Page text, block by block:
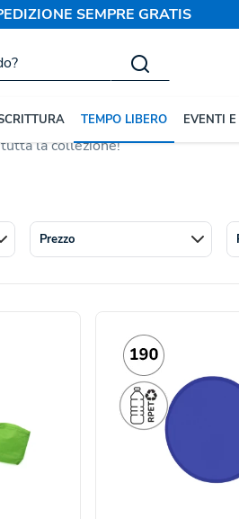
SEMPRE GRATIS
TEMPO LIBERO EVENTI
il tuo logo. Un regalo divertente
la collezione!
Prezzo